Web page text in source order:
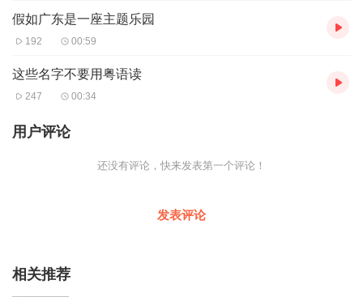
假如广东是一座主题乐园
192 00:59
这些名字不要用粤语读
247 00:34
用户评论
还没有评论，快来发表第一个评论！
发表评论
相关推荐